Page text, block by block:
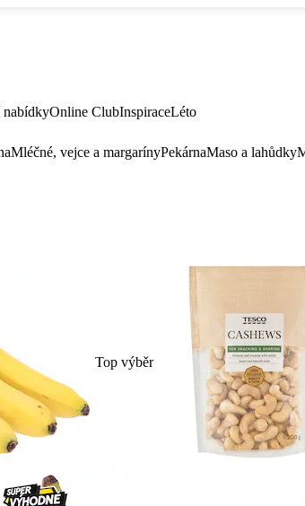
nabídkyOnline ClubInspiraceLéto
Mléčné, vejce a margarínyPekárnaMaso a lahůdky
Top výběr